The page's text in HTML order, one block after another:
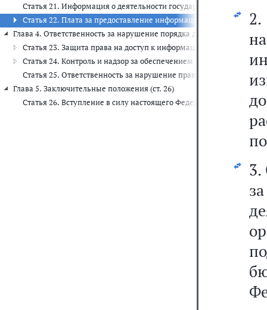
Статья 21. Информация о деятельности государственных
Статья 22. Плата за предоставление информации о деятельности
Глава 4. Ответственность за нарушение порядка доступа к
Статья 23. Защита права на доступ к информации о
Статья 24. Контроль и надзор за обеспечением доступа к
Статья 25. Ответственность за нарушение права на доступ к
Глава 5. Заключительные положения (ст. 26)
Статья 26. Вступление в силу настоящего Федерального закона
3.